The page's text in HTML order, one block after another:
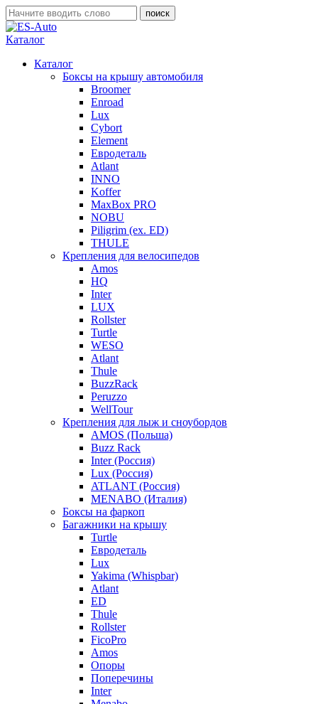
Каталог
Каталог
Боксы на крышу автомобиля
Broomer
Enroad
Lux
Cybort
Element
Евродеталь
Atlant
INNO
Koffer
MaxBox PRO
NOBU
Piligrim (ex. ED)
THULE
Крепления для велосипедов
Amos
HQ
Inter
LUX
Rollster
Turtle
WESO
Atlant
Thule
BuzzRack
Peruzzo
WellTour
Крепления для лыж и сноубордов
AMOS (Польша)
Buzz Rack
Inter (Россия)
Lux (Россия)
ATLANT (Россия)
MENABO (Италия)
Боксы на фаркоп
Багажники на крышу
Turtle
Евродеталь
Lux
Yakima (Whispbar)
Atlant
ED
Thule
Rollster
FicoPro
Amos
Опоры
Поперечины
Inter